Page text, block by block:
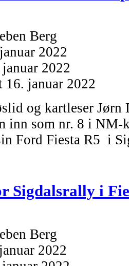
Berg
2022
2022
16. januar 2022
og kartleser Jørn
inn som nr. 8 i NM-
Ford Fiesta R5 i
Sigdalsrally i
Berg
2022